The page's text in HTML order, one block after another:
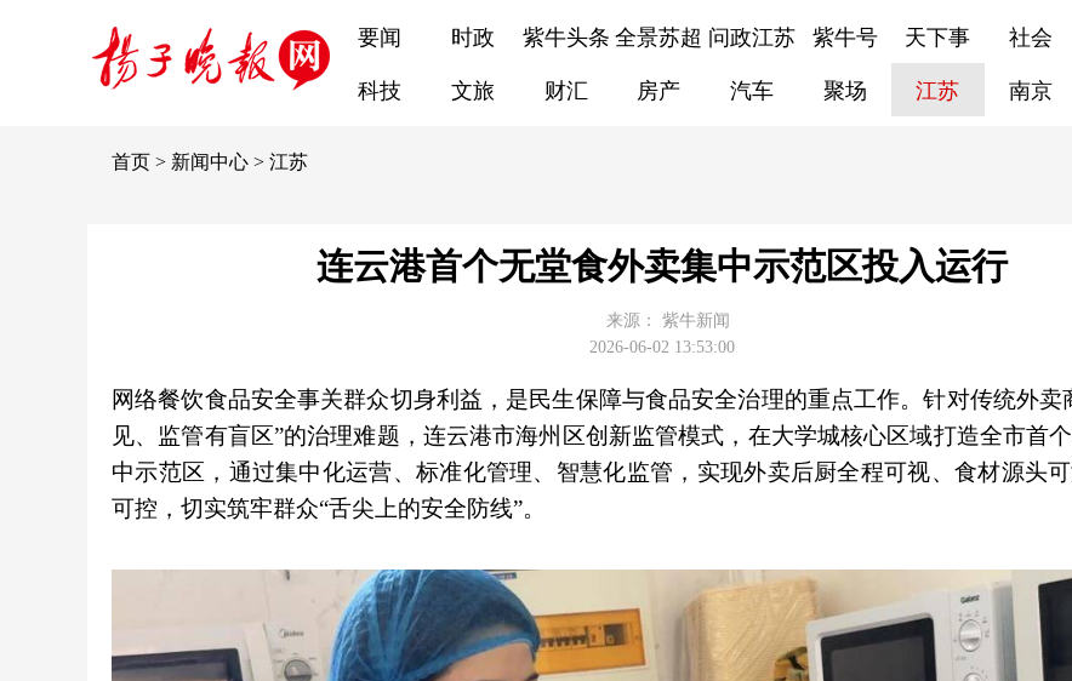
要闻 时政 紫牛头条 全景苏超 问政江苏 紫牛号 天下事 社会
科技 文旅 财汇 房产 汽车 聚场 江苏 南京
首页 > 新闻中心 > 江苏
连云港首个无堂食外卖集中示范区投入运行
来源：
紫牛新闻
2026-06-02 13:53:00
网络餐饮食品安全事关群众切身利益，是民生保障与食品安全治理的重点工作。针对传统外卖
见、监管有盲区”的治理难题，连云港市海州区创新监管模式，在大学城核心区域打造全市首
中示范区，通过集中化运营、标准化管理、智慧化监管，实现外卖后厨全程可视、食材源头
可控，切实筑牢群众“舌尖上的安全防线”。